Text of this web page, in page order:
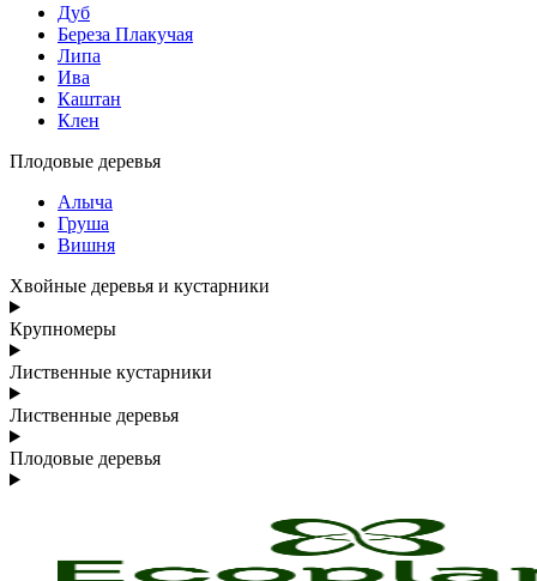
Дуб
Береза Плакучая
Липа
Ива
Каштан
Клен
Плодовые деревья
Алыча
Груша
Вишня
Хвойные деревья и кустарники
Крупномеры
Лиственные кустарники
Лиственные деревья
Плодовые деревья